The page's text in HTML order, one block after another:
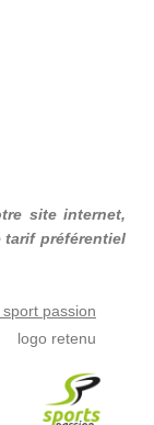
site internet,
tarif préférentiel
passion
logo retenu